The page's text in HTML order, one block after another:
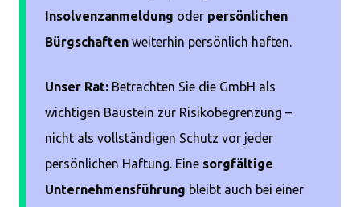
Insolvenzanmeldung oder persönlichen
Bürgschaften weiterhin persönlich haften.
Unser Rat: Betrachten Sie die GmbH als
wichtigen Baustein zur Risikobegrenzung –
nicht als vollständigen Schutz vor jeder
persönlichen Haftung. Eine sorgfältige
Unternehmensführung bleibt auch bei einer